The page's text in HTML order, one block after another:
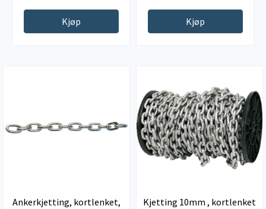
Kjøp Kjøp
Ankerkjetting, kortlenket,
Kjetting 10mm , kortlenket